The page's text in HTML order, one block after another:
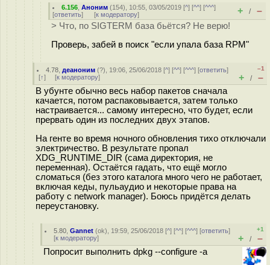
6.156 ,Аноним (154), 10:55, 03/05/2019 [^] [^^] [^^^]
[ответить] [к модератору] + / –
> Что, по SIGTERM база бьётся? Не верю!
Проверь, забей в поиск "если упала база RPM"
4.78 деаноним (?), 19:06, 25/06/2018 [^] [^^] [^^^] [ответить]
[↑] [к модератору]
–1
+ / –
В убунте обычно весь набор пакетов сначала
качается, потом распаковывается, затем только
настраивается... самому интересно, что будет, если
прервать один из последних двух этапов.
На генте во время ночного обновления тихо отключали
электричество. В результате пропал
XDG_RUNTIME_DIR (сама директория, не
переменная). Остаётся гадать, что ещё могло
сломаться (без этого каталога много чего не работает,
включая кеды, пульаудио и некоторые права на
работу с network manager). Боюсь придётся делать
переустановку.
5.80 ,Gannet (ok), 19:59, 25/06/2018 [^] [^^] [^^^] [ответить]
[к модератору]
+1
+ / –
Попросит выполнить dpkg --configure -a